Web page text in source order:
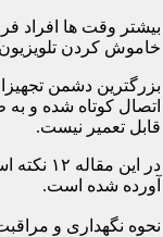
بیشتر وقت ها افراد
خاموش کردن تلویزیون
بزرگترین دشمن
اتصال کوتاه شده و
قابل تعمیر نیست.
در این
آورده شده است.
نحوه نگهداری و